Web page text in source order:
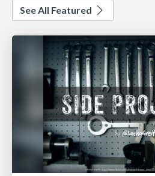
See All Featured